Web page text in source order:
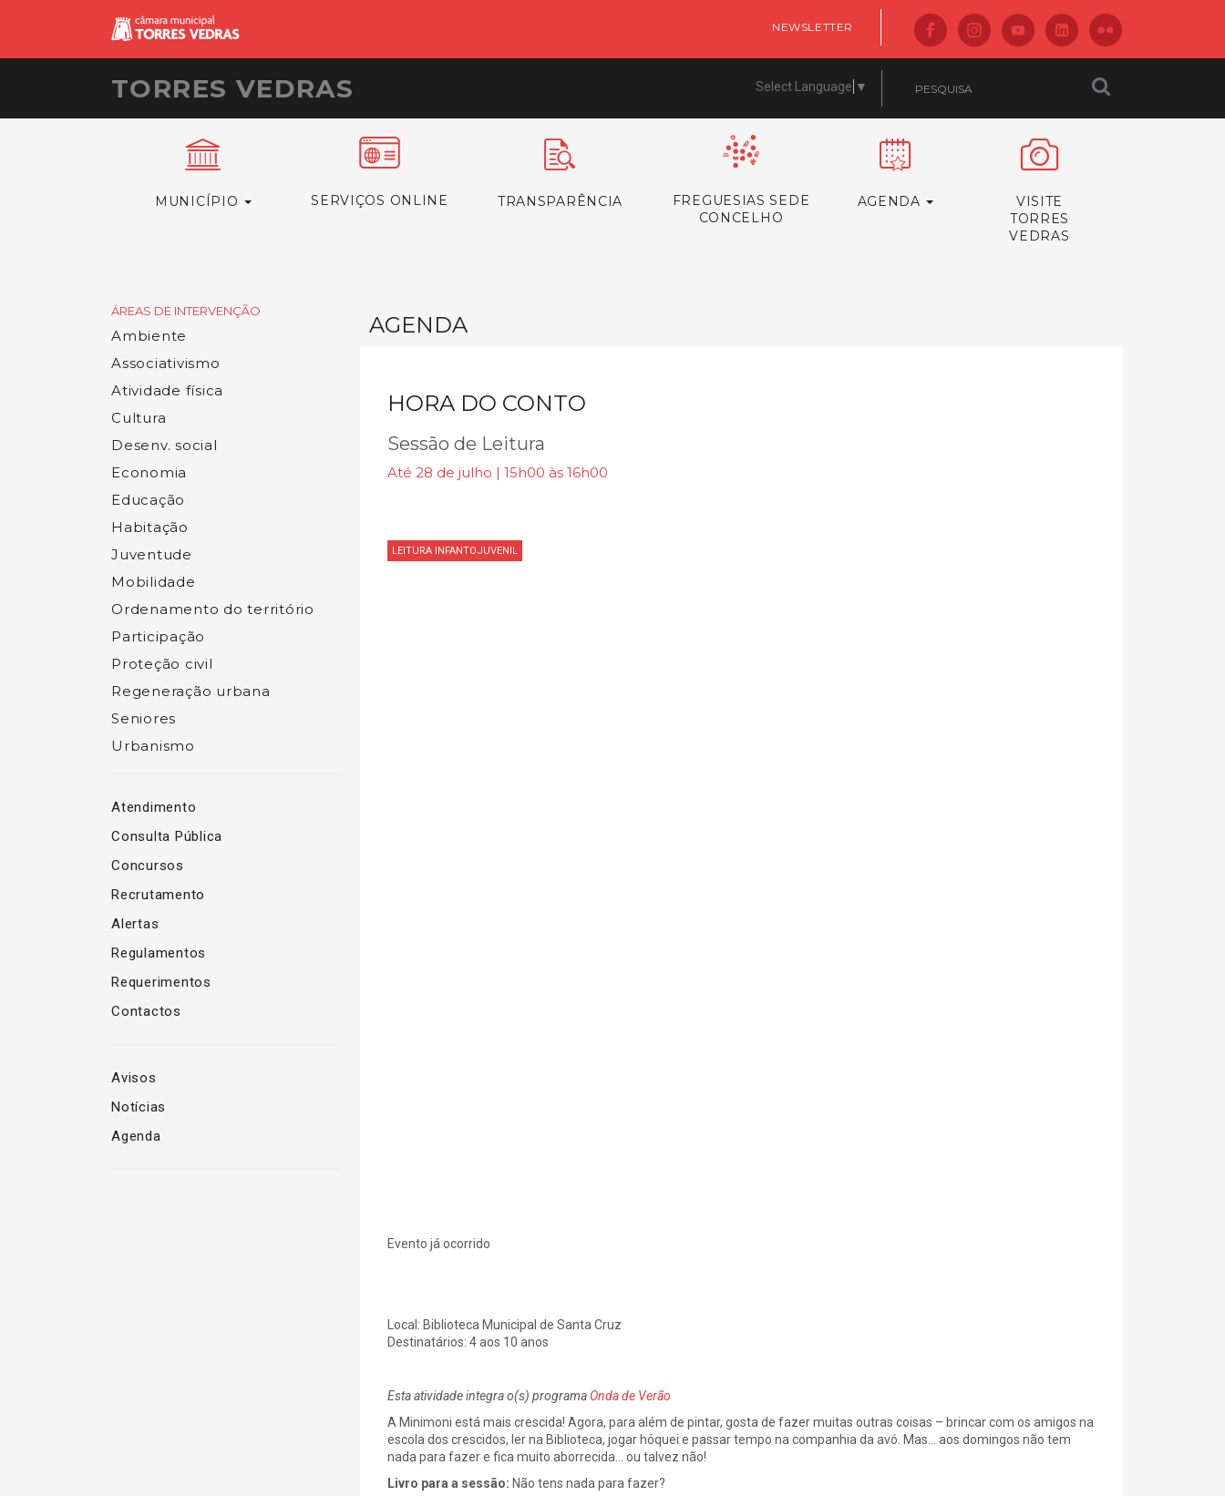
NEWSLETTER
TORRES VEDRAS Select Language ▼
MUNICÍPIO SERVIÇOS ONLINE TRANSPARÊNCIA
FREGUESIAS SEDE
CONCELHO
AGENDA
VISITE
TORRES
VEDRAS
ÁREAS DE INTERVENÇÃO
Ambiente
Associativismo
Atividade física
Cultura
Desenv. social
Economia
Educação
Habitação
Juventude
Mobilidade
Ordenamento do território
Participação
Proteção civil
Regeneração urbana
Seniores
Urbanismo
Atendimento
Consulta Pública
Concursos
Recrutamento
Alertas
Regulamentos
Requerimentos
Contactos
Avisos
Notícias
Agenda
AGENDA
HORA DO CONTO
Sessão de Leitura
Até 28 de julho | 15h00 às 16h00
LEITURA INFANTOJUVENIL
Evento já ocorrido
Local: Biblioteca Municipal de Santa Cruz
Destinatários: 4 aos 10 anos
Esta atividade integra o(s) programa Onda de Verão
A Minimoni está mais crescida! Agora, para além de pintar, gosta de fazer muitas outras coisas – brincar com os amigos na
escola dos crescidos, ler na Biblioteca, jogar hóquei e passar tempo na companhia da avó. Mas… aos domingos não tem
nada para fazer e fica muito aborrecida… ou talvez não!
Livro para a sessão: Não tens nada para fazer?